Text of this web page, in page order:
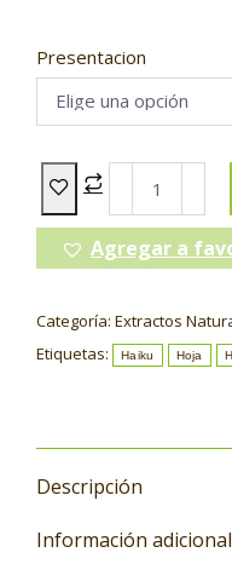
Presentacion
Agregar a
Categoría: Extractos
Etiquetas:
Haiku Hoja
Descripción
Información adicional